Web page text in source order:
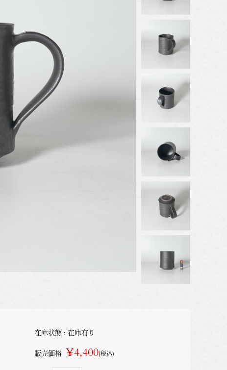
在庫状態 : 在庫有り
販売価格 ¥4,400(税込)